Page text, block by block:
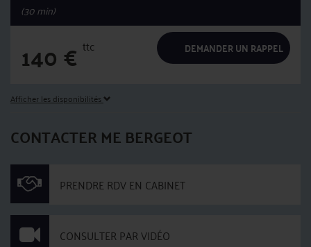
(30 min)
140€ ttc DEMANDER UN RAPPEL
Afficher les disponibilités
CONTACTER ME BERGEOT
PRENDRE RDV EN CABINET
CONSULTER PAR VIDÉO